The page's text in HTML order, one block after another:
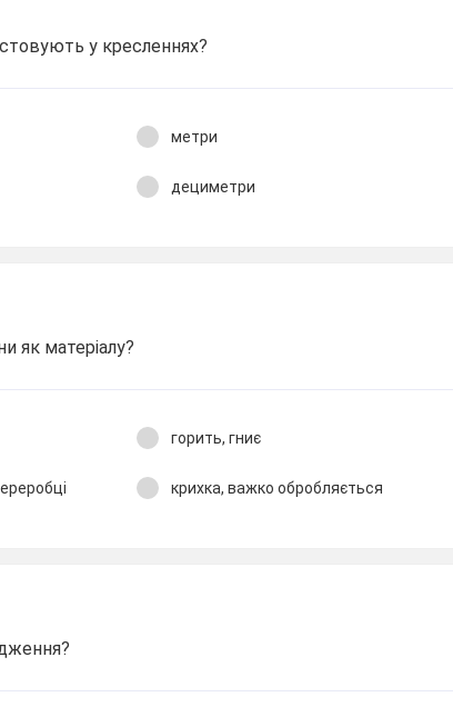
у кресленнях?
метри
дециметри
як матеріалу?
горить, гниє
крихка, важко обробляється